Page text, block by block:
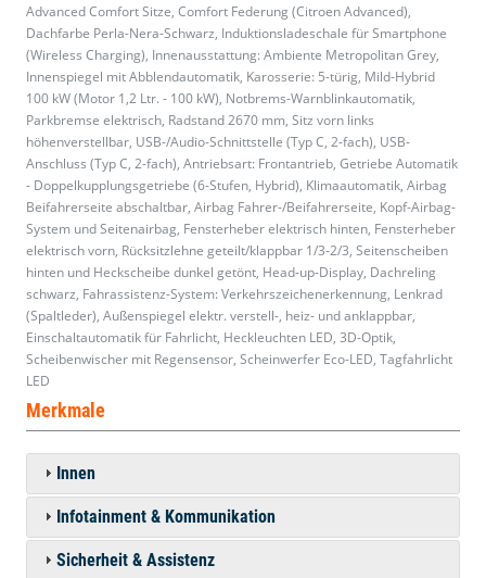
Advanced Comfort Sitze, Comfort Federung (Citroen Advanced),
Dachfarbe Perla-Nera-Schwarz, Induktionsladeschale für Smartphone
(Wireless Charging), Innenausstattung: Ambiente Metropolitan Grey,
Innenspiegel mit Abblendautomatik, Karosserie: 5-türig, Mild-Hybrid
100 kW (Motor 1,2 Ltr. - 100 kW), Notbrems-Warnblinkautomatik,
Parkbremse elektrisch, Radstand 2670 mm, Sitz vorn links
höhenverstellbar, USB-/Audio-Schnittstelle (Typ C, 2-fach), USB-
Anschluss (Typ C, 2-fach), Antriebsart: Frontantrieb, Getriebe Automatik
- Doppelkupplungsgetriebe (6-Stufen, Hybrid), Klimaautomatik, Airbag
Beifahrerseite abschaltbar, Airbag Fahrer-/Beifahrerseite, Kopf-Airbag-
System und Seitenairbag, Fensterheber elektrisch hinten, Fensterheber
elektrisch vorn, Rücksitzlehne geteilt/klappbar 1/3-2/3, Seitenscheiben
hinten und Heckscheibe dunkel getönt, Head-up-Display, Dachreling
schwarz, Fahrassistenz-System: Verkehrszeichenerkennung, Lenkrad
(Spaltleder), Außenspiegel elektr. verstell-, heiz- und anklappbar,
Einschaltautomatik für Fahrlicht, Heckleuchten LED, 3D-Optik,
Scheibenwischer mit Regensensor, Scheinwerfer Eco-LED, Tagfahrlicht
LED
Merkmale
Innen
Infotainment & Kommunikation
Sicherheit & Assistenz